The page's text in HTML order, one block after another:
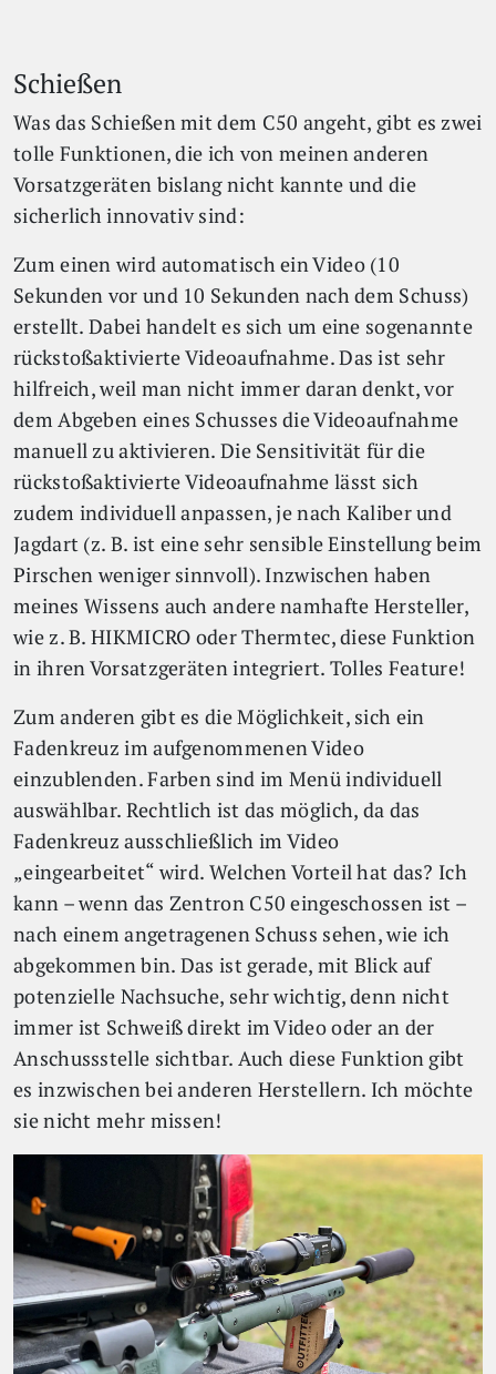
Schießen
Was das Schießen mit dem C50 angeht, gibt es zwei
tolle Funktionen, die ich von meinen anderen
Vorsatzgeräten bislang nicht kannte und die
sicherlich innovativ sind:
Zum einen wird automatisch ein Video (10
Sekunden vor und 10 Sekunden nach dem Schuss)
erstellt. Dabei handelt es sich um eine sogenannte
rückstoßaktivierte Videoaufnahme. Das ist sehr
hilfreich, weil man nicht immer daran denkt, vor
dem Abgeben eines Schusses die Videoaufnahme
manuell zu aktivieren. Die Sensitivität für die
rückstoßaktivierte Videoaufnahme lässt sich
zudem individuell anpassen, je nach Kaliber und
Jagdart (z. B. ist eine sehr sensible Einstellung beim
Pirschen weniger sinnvoll). Inzwischen haben
meines Wissens auch andere namhafte Hersteller,
wie z. B. HIKMICRO oder Thermtec, diese Funktion
in ihren Vorsatzgeräten integriert. Tolles Feature!
Zum anderen gibt es die Möglichkeit, sich ein
Fadenkreuz im aufgenommenen Video
einzublenden. Farben sind im Menü individuell
auswählbar. Rechtlich ist das möglich, da das
Fadenkreuz ausschließlich im Video
„eingearbeitet“ wird. Welchen Vorteil hat das? Ich
kann – wenn das Zentron C50 eingeschossen ist –
nach einem angetragenen Schuss sehen, wie ich
abgekommen bin. Das ist gerade, mit Blick auf
potenzielle Nachsuche, sehr wichtig, denn nicht
immer ist Schweiß direkt im Video oder an der
Anschussstelle sichtbar. Auch diese Funktion gibt
es inzwischen bei anderen Herstellern. Ich möchte
sie nicht mehr missen!